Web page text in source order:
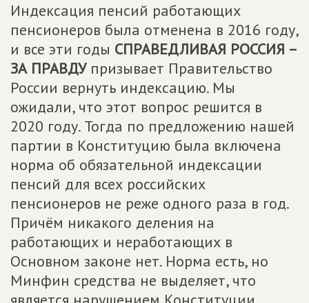
Индексация пенсий работающих
пенсионеров была отменена в 2016 году,
и все эти годы СПРАВЕДЛИВАЯ РОССИЯ –
ЗА ПРАВДУпризывает Правительство
России вернуть индексацию. Мы
ожидали, что этот вопрос решится в
2020 году. Тогда по предложению нашей
партии в Конституцию была включена
норма об обязательной индексации
пенсий для всех российских
пенсионеров не реже одного раза в год.
Причём никакого деления на
работающих и неработающих в
Основном законе нет. Норма есть, но
Минфин средства не выделяет, что